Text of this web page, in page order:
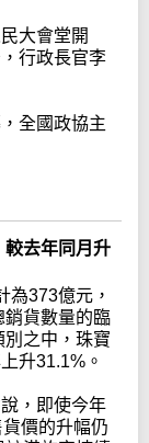
大會堂開
行政長官李
全國政協主
去年同月升
為373億元，
銷貨數量的臨
別之中，珠寶
升31.1%。
，即使今年
價的升幅仍